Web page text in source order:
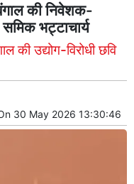
की निवेशक-
भट्टाचार्य
की उद्योग-विरोधी छवि
30 May 2026 13:30:46